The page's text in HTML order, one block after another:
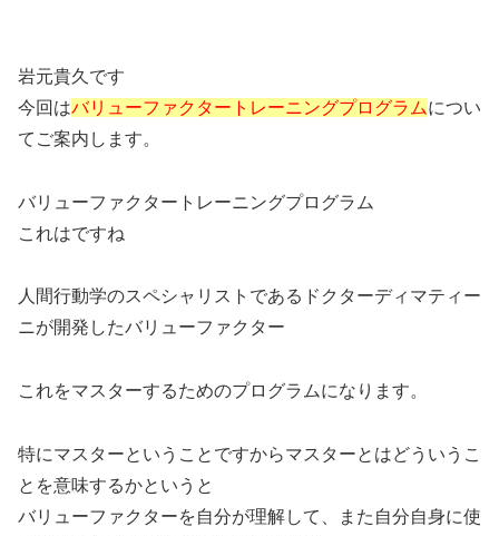
岩元貴久です
今回はバリューファクタートレーニングプログラムについ
てご案内します。
バリューファクタートレーニングプログラム
これはですね
人間行動学のスペシャリストであるドクターディマティー
ニが開発したバリューファクター
これをマスターするためのプログラムになります。
特にマスターということですからマスターとはどういうこ
とを意味するかというと
バリューファクターを自分が理解して、また自分自身に使